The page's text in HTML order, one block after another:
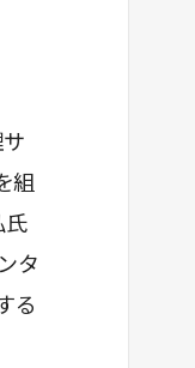
組
氏
タ
る